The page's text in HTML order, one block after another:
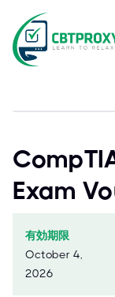
Exam
有効期限
October 4,
2026